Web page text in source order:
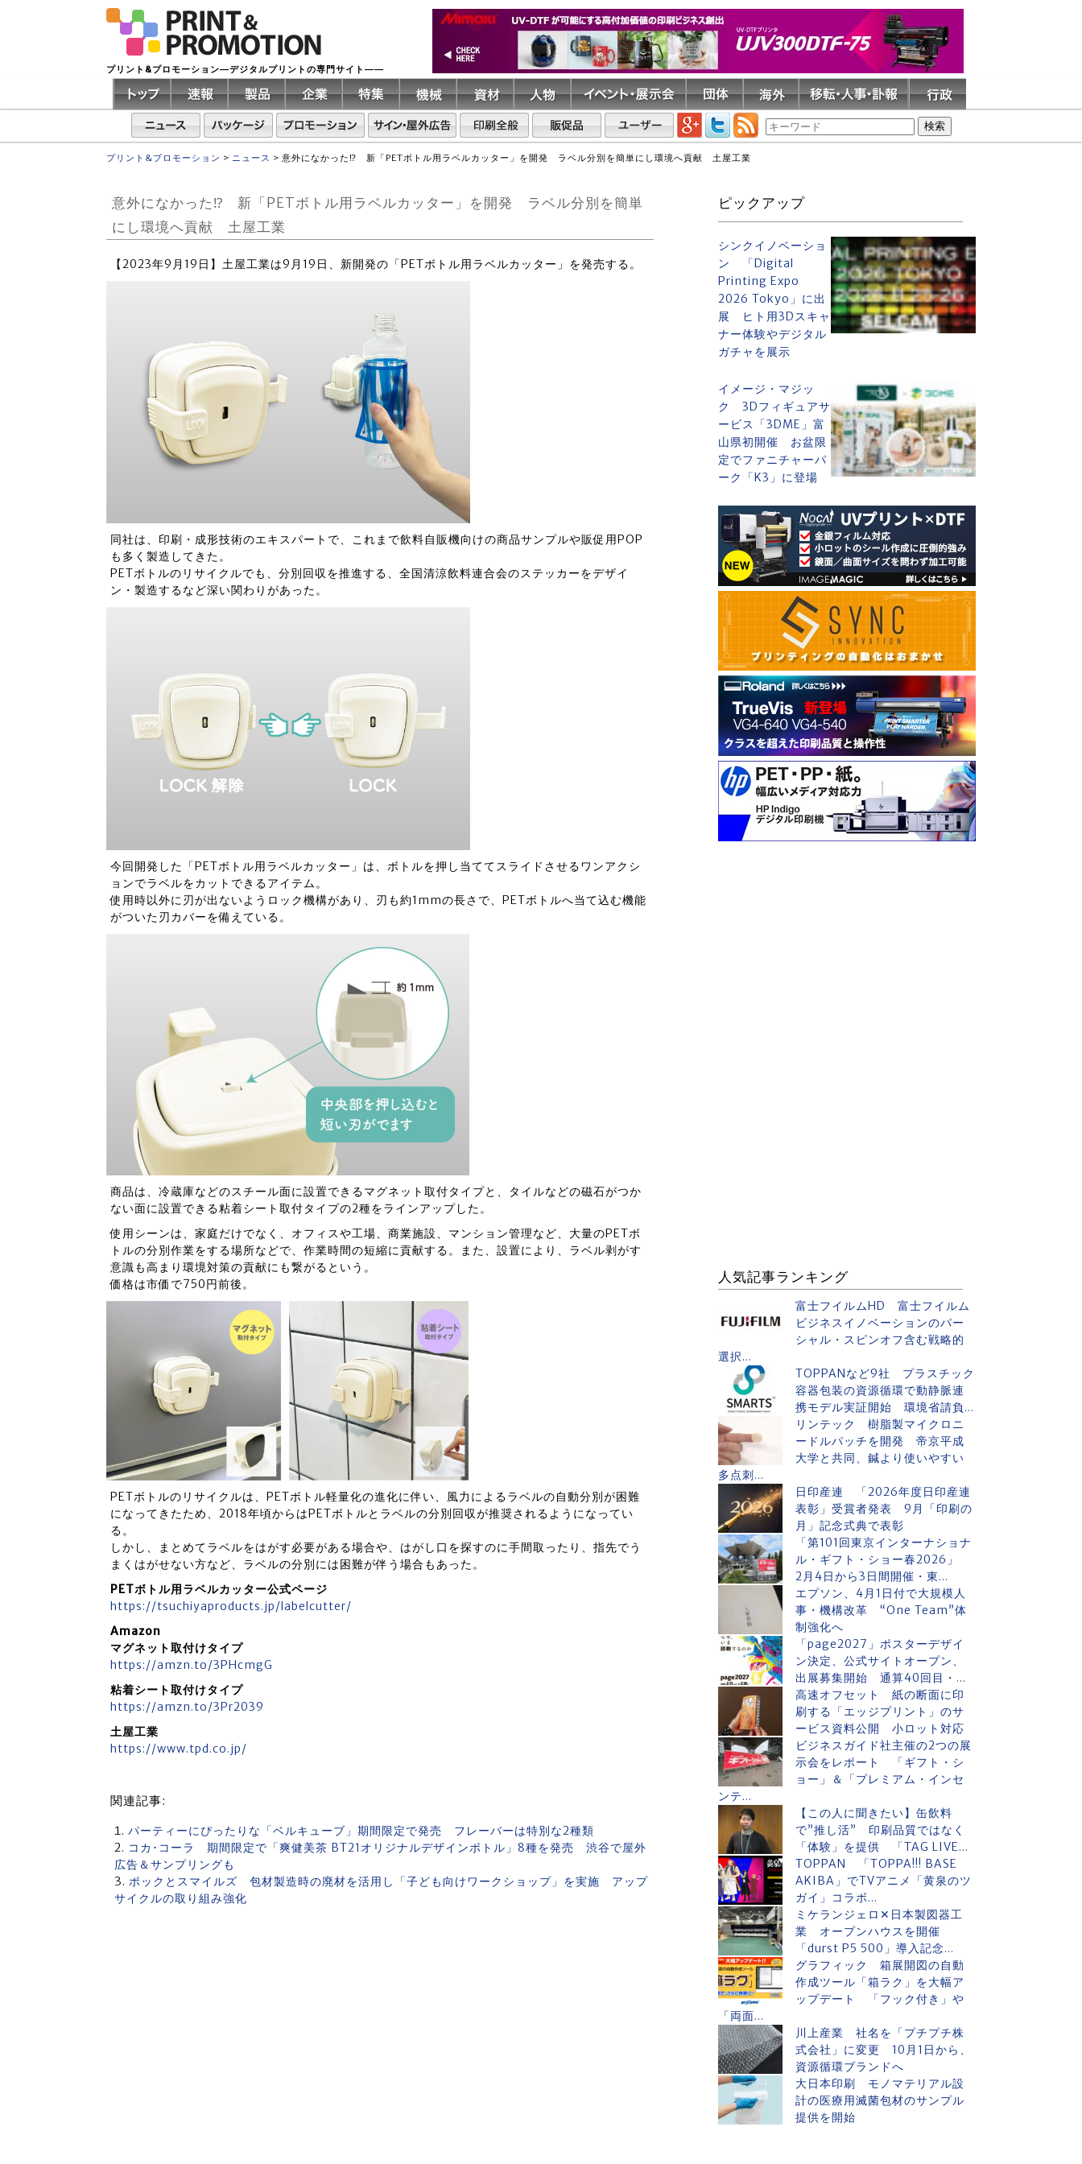
プリント&プロモーション―デジタルプリントの専門サイト――
プリント&プロモーション > ニュース > 意外になかった⁉ 新「PETボトル用ラベルカッター」を開発 ラベル分別を簡単にし環境へ貢献 土屋工業
意外になかった⁉ 新「PETボトル用ラベルカッター」を開発 ラベル分別を簡単
にし環境へ貢献 土屋工業
【2023年9月19日】土屋工業は9月19日、新開発の「PETボトル用ラベルカッター」を発売する。
同社は、印刷・成形技術のエキスパートで、これまで飲料自販機向けの商品サンプルや販促用POP
も多く製造してきた。
PETボトルのリサイクルでも、分別回収を推進する、全国清涼飲料連合会のステッカーをデザイ
ン・製造するなど深い関わりがあった。
今回開発した「PETボトル用ラベルカッター」は、ボトルを押し当ててスライドさせるワンアクシ
ョンでラベルをカットできるアイテム。
使用時以外に刃が出ないようロック機構があり、刃も約1mmの長さで、PETボトルへ当て込む機能
がついた刃カバーを備えている。
商品は、冷蔵庫などのスチール面に設置できるマグネット取付タイプと、タイルなどの磁石がつか
ない面に設置できる粘着シート取付タイプの2種をラインアップした。
使用シーンは、家庭だけでなく、オフィスや工場、商業施設、マンション管理など、大量のPETボ
トルの分別作業をする場所などで、作業時間の短縮に貢献する。また、設置により、ラベル剥がす
意識も高まり環境対策の貢献にも繋がるという。
価格は市価で750円前後。
PETボトルのリサイクルは、PETボトル軽量化の進化に伴い、風力によるラベルの自動分別が困難
になってきたため、2018年頃からはPETボトルとラベルの分別回収が推奨されるようになってい
る。
しかし、まとめてラベルをはがす必要がある場合や、はがし口を探すのに手間取ったり、指先でう
まくはがせない方など、ラベルの分別には困難が伴う場合もあった。
PETボトル用ラベルカッター公式ページ
https://tsuchiyaproducts.jp/labelcutter/
Amazon
マグネット取付けタイプ
https://amzn.to/3PHcmgG
粘着シート取付けタイプ
https://amzn.to/3Pr2039
土屋工業
https://www.tpd.co.jp/
関連記事:
パーティーにぴったりな「ベルキューブ」期間限定で発売 フレーバーは特別な2種類
コカ･コーラ 期間限定で「爽健美茶 BT21オリジナルデザインボトル」8種を発売 渋谷で屋外
広告＆サンプリングも
ポックとスマイルズ 包材製造時の廃材を活用し「子ども向けワークショップ」を実施 アップ
サイクルの取り組み強化
ピックアップ
シンクイノベーショ
ン 「Digital
Printing Expo
2026 Tokyo」に出
展 ヒト用3Dスキャ
ナー体験やデジタル
ガチャを展示
イメージ・マジッ
ク 3Dフィギュアサ
ービス「3DME」富
山県初開催 お盆限
定でファニチャーパ
ーク「K3」に登場
人気記事ランキング
富士フイルムHD 富士フイルム
ビジネスイノベーションのパー
シャル・スピンオフ含む戦略的
選択...
TOPPANなど9社 プラスチック
容器包装の資源循環で動静脈連
携モデル実証開始 環境省請負...
リンテック 樹脂製マイクロニ
ードルパッチを開発 帝京平成
大学と共同、鍼より使いやすい
多点刺...
日印産連 「2026年度日印産連
表彰」受賞者発表 9月「印刷の
月」記念式典で表彰
「第101回東京インターナショナ
ル・ギフト・ショー春2026」
2月4日から3日間開催・東...
エプソン、4月1日付で大規模人
事・機構改革 “One Team”体
制強化へ
「page2027」ポスターデザイ
ン決定、公式サイトオープン、
出展募集開始 通算40回目・...
高速オフセット 紙の断面に印
刷する「エッジプリント」のサ
ービス資料公開 小ロット対応
ビジネスガイド社主催の2つの展
示会をレポート 「ギフト・シ
ョー」＆「プレミアム・インセ
ンテ...
【この人に聞きたい】缶飲料
で”推し活” 印刷品質ではなく
「体験」を提供 「TAG LIVE...
TOPPAN 「TOPPA!!! BASE
AKIBA」でTVアニメ「黄泉のツ
ガイ」コラボ...
ミケランジェロ✕日本製図器工
業 オープンハウスを開催
「durst P5 500」導入記念...
グラフィック 箱展開図の自動
作成ツール「箱ラク」を大幅ア
ップデート 「フック付き」や
「両面...
川上産業 社名を「プチプチ株
式会社」に変更 10月1日から、
資源循環ブランドへ
大日本印刷 モノマテリアル設
計の医療用滅菌包材のサンプル
提供を開始